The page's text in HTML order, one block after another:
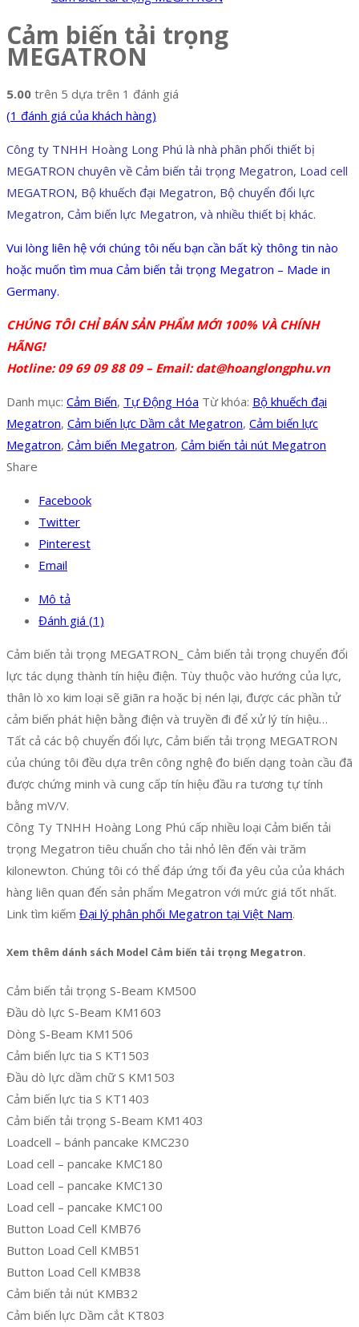
Cảm biến tải trọng
MEGATRON
5.00 trên 5 dựa trên 1 đánh giá
(1 đánh giá của khách hàng)
Công ty TNHH Hoàng Long Phú là nhà phân phối thiết bị
MEGATRON chuyên về Cảm biến tải trọng Megatron, Load cell
MEGATRON, Bộ khuếch đại Megatron, Bộ chuyển đổi lực
Megatron, Cảm biến lực Megatron, và nhiều thiết bị khác.
Vui lòng liên hệ với chúng tôi nếu bạn cần bất kỳ thông tin nào
hoặc muốn tìm mua Cảm biến tải trọng Megatron – Made in
Germany.
CHÚNG TÔI CHỈ BÁN SẢN PHẨM MỚI 100% VÀ CHÍNH
HÃNG!
Hotline: 09 69 09 88 09 – Email: dat@hoanglongphu.vn
Danh mục: Cảm Biến, Tự Động Hóa Từ khóa: Bộ khuếch đại
Megatron, Cảm biến lực Dầm cắt Megatron, Cảm biến lực
Megatron, Cảm biến Megatron, Cảm biến tải nút Megatron
Share
Facebook
Twitter
Pinterest
Email
Mô tả
Đánh giá (1)
Cảm biến tải trọng MEGATRON_ Cảm biến tải trọng chuyển đổi
lực tác dụng thành tín hiệu điện. Tùy thuộc vào hướng của lực,
thân lò xo kim loại sẽ giãn ra hoặc bị nén lại, được các phần tử
cảm biến phát hiện bằng điện và truyền đi để xử lý tín hiệu…
Tất cả các bộ chuyển đổi lực, Cảm biến tải trọng MEGATRON
của chúng tôi đều dựa trên công nghệ đo biến dạng toàn cầu đã
được chứng minh và cung cấp tín hiệu đầu ra tương tự tính
bằng mV/V.
Công Ty TNHH Hoàng Long Phú cấp nhiều loại Cảm biến tải
trọng Megatron tiêu chuẩn cho tải nhỏ lên đến vài trăm
kilonewton. Chúng tôi có thể đáp ứng tối đa yêu của của khách
hàng liên quan đển sản phẩm Megatron với mức giá tốt nhất.
Link tìm kiếm Đại lý phân phối Megatron tại Việt Nam.
Xem thêm dánh sách Model Cảm biến tải trọng Megatron.
Cảm biến tải trọng S-Beam KM500
Đầu dò lực S-Beam KM1603
Dòng S-Beam KM1506
Cảm biến lực tia S KT1503
Đầu dò lực dầm chữ S KM1503
Cảm biến lực tia S KT1403
Cảm biến tải trọng S-Beam KM1403
Loadcell – bánh pancake KMC230
Load cell – pancake KMC180
Load cell – pancake KMC130
Load cell – pancake KMC100
Button Load Cell KMB76
Button Load Cell KMB51
Button Load Cell KMB38
Cảm biến tải nút KMB32
Cảm biến lực Dầm cắt KT803